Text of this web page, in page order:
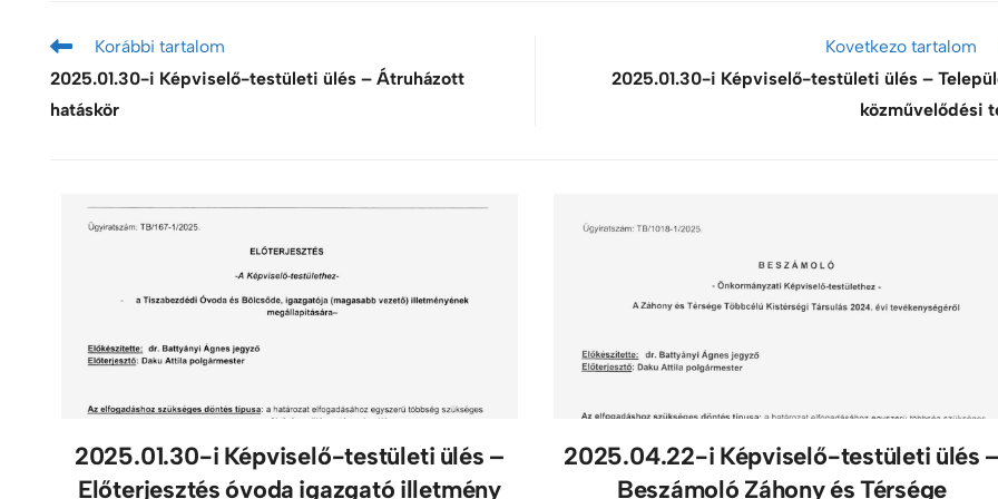
Korábbi tartalom
2025.01.30-i Képviselő-testületi ülés – Átruházott
hatáskör
Kovetkezo tartalom
2025.01.30-i Képviselő-testületi ülés –
közművelődési
2025.01.30-i Képviselő-testületi ülés –
Előterjesztés óvoda igazgató illetmény
2025.04.22-i Képviselő-testületi ülés –
Beszámoló Záhony és Térsége